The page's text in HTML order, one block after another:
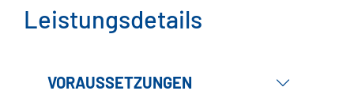
Leistungsdetails
VORAUSSETZUNGEN